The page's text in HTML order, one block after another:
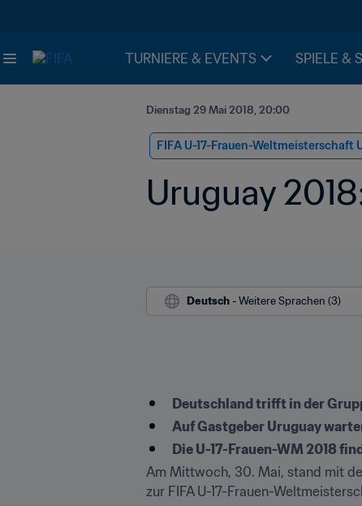
TURNIERE & EVENTS SPIELE &
Dienstag 29 Mai 2018, 20:00
FIFA U-17-Frauen-Weltmeisterschaft
Uruguay
Deutsch - Weitere Sprachen (3)
Deutschland trifft in der
Auf Gastgeber Uruguay
Die U-17-Frauen-WM 2018
Am Mittwoch, 30. Mai, stand mit
zur FIFA U-17-Frauen-